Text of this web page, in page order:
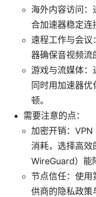
海外内容访问：
合加速器稳定连
遠程工作与会议
器确保音视频流
游戏与流媒体：
同时用加速器
顿。
需要注意的点：
加密开销：
消耗，选择高效
WireGuard）能
节点信任：使用
供商的隐私政策